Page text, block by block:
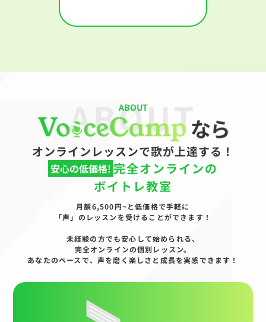
ABOUT
オンラインレッスンで歌が上達する！
ABOUT
安心の低価格! 完全オンラインの
ボイトレ教室
月額6,500円~と低価格で手軽に
「声」のレッスンを受けることができます！
未経験の方でも安心して始められる、
完全オンラインの個別レッスン。
あなたのペースで、声を磨く楽しさと成長を実感できます！